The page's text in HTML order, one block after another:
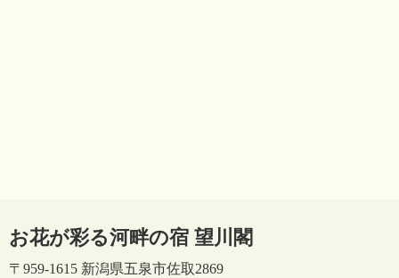
お花が彩る河畔の宿 望川閣
〒959-1615 新潟県五泉市佐取2869